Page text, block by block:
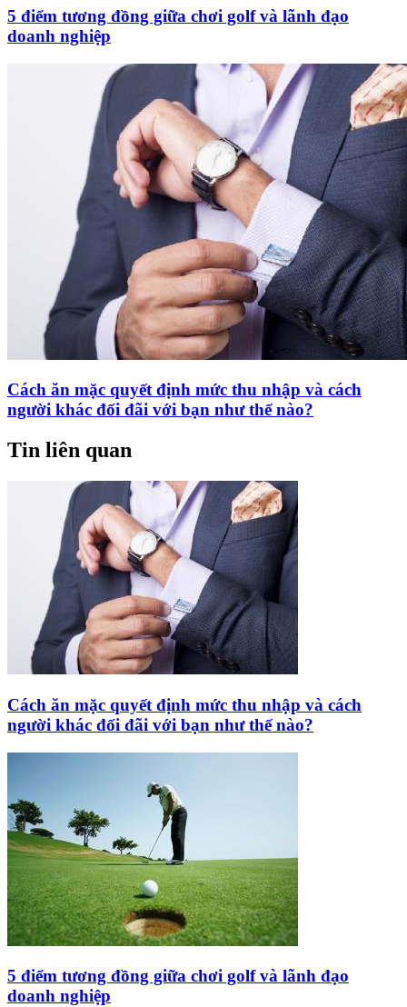
5 điểm tương đồng giữa chơi golf và lãnh đạo
doanh nghiệp
Cách ăn mặc quyết định mức thu nhập và cách
người khác đối đãi với bạn như thế nào?
Tin liên quan
Cách ăn mặc quyết định mức thu nhập và cách
người khác đối đãi với bạn như thế nào?
5 điểm tương đồng giữa chơi golf và lãnh đạo
doanh nghiệp